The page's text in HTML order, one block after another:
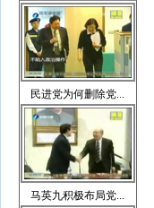
民进党为何删除党...
马英九积极布局党...